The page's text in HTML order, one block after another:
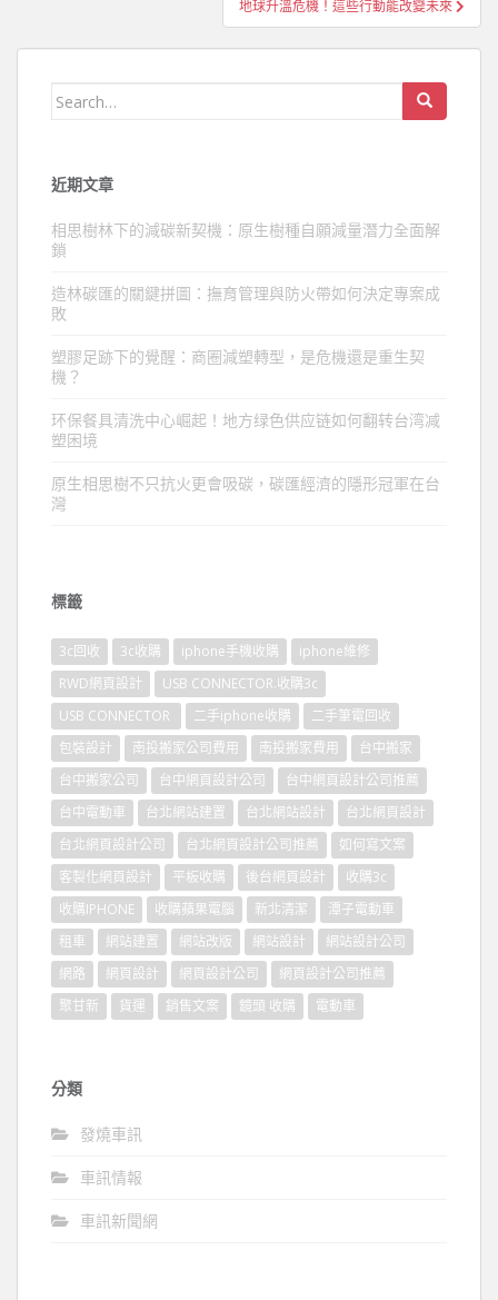
地球升溫危機！這些行動能改變未來
Search
近期文章
相思樹林下的減碳新契機：原生樹種自願減量潛力全面解
鎖
造林碳匯的關鍵拼圖：撫育管理與防火帶如何決定專案成
敗
塑膠足跡下的覺醒：商圈減塑轉型，是危機還是重生契
機？
环保餐具清洗中心崛起！地方绿色供应链如何翻转台湾减
塑困境
原生相思樹不只抗火更會吸碳，碳匯經濟的隱形冠軍在台
灣
標籤
3c回收 3c收購 iphone手機收購
iphone維修
RWD網頁設計
USB CONNECTOR.收購3c
USB CONNECTOR
二手iphone收購
二手筆電回收
包裝設計
南投搬家公司費用 南投搬家費用
台中搬家
台中搬家公司
台中網頁設計公司
台中網頁設計公司推薦
台中電動車
台北網站建置 台北網站設計
台北網頁設計
台北網頁設計公司
台北網頁設計公司推薦
如何寫文案
客製化網頁設計
平板收購 後台網頁設計
收購3c
收購IPHONE
收購蘋果電腦 新北清潔
潭子電動車
租車
網站建置 網站改版 網站設計
網站設計公司
網路
網頁設計 網頁設計公司
網頁設計公司推薦
聚甘新
貨運 銷售文案 鏡頭 收購 電動車
分類
發燒車訊
車訊情報
車訊新聞網